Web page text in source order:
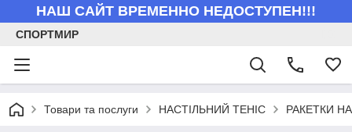
НАШ САЙТ ВРЕМЕННО НЕДОСТУПЕН!!!
СПОРТМИР
Товари та послуги НАСТІЛЬНИЙ ТЕНІС РАКЕТКИ